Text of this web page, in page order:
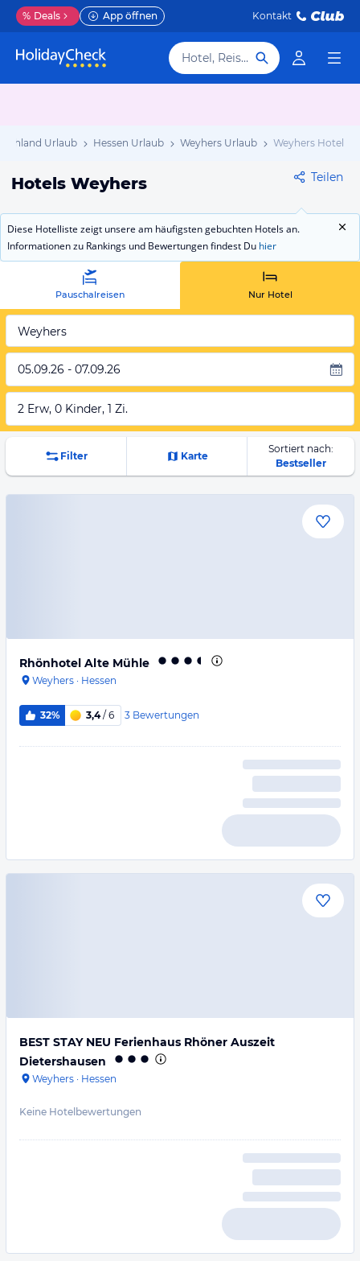
% Deals App öffnen Kontakt
Hotel, Reiseziel
Urlaub Hessen Urlaub Weyhers Urlaub Weyhers Hotels
Hotels Weyhers Teilen
Diese Hotelliste zeigt unsere am häufigsten gebuchten Hotels an.
Informationen zu Rankings und Bewertungen findest Du hier
Pauschalreisen Nur Hotel
Weyhers
05.09.26 - 07.09.26
2 Erw, 0 Kinder, 1 Zi.
Filter Karte
Sortiert nach:
Bestseller
Rhönhotel Alte Mühle
Weyhers · Hessen
32% 3,4/ 6 3 Bewertungen
BEST STAY NEU Ferienhaus Rhöner Auszeit
Dietershausen
Weyhers · Hessen
Keine Hotelbewertungen